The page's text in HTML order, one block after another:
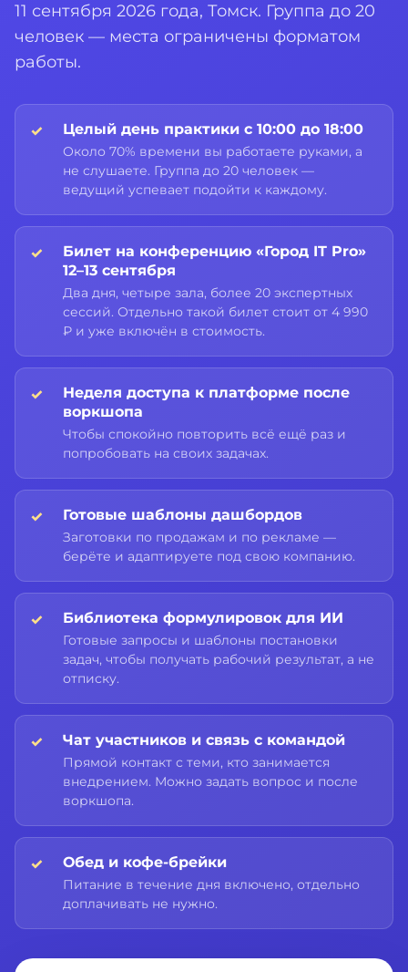
11 сентября 2026 года, Томск. Группа до 20
человек — места ограничены форматом
работы.
Целый день практики с 10:00 до 18:00
Около 70% времени вы работаете руками, а
не слушаете. Группа до 20 человек —
ведущий успевает подойти к каждому.
Билет на конференцию «Город IT Pro»
12–13 сентября
Два дня, четыре зала, более 20 экспертных
сессий. Отдельно такой билет стоит от 4 990
₽ и уже включён в стоимость.
Неделя доступа к платформе после
воркшопа
Чтобы спокойно повторить всё ещё раз и
попробовать на своих задачах.
Готовые шаблоны дашбордов
Заготовки по продажам и по рекламе —
берёте и адаптируете под свою компанию.
Библиотека формулировок для ИИ
Готовые запросы и шаблоны постановки
задач, чтобы получать рабочий результат, а не
отписку.
Чат участников и связь с командой
Прямой контакт с теми, кто занимается
внедрением. Можно задать вопрос и после
воркшопа.
Обед и кофе-брейки
Питание в течение дня включено, отдельно
доплачивать не нужно.